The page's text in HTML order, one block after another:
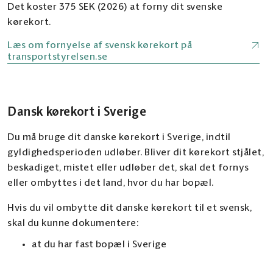
Det koster 375 SEK (2026) at forny dit svenske
kørekort.
Læs om fornyelse af svensk kørekort på
transportstyrelsen.se
Dansk kørekort i Sverige
Du må bruge dit danske kørekort i Sverige, indtil
gyldighedsperioden udløber. Bliver dit kørekort stjålet,
beskadiget, mistet eller udløber det, skal det fornys
eller ombyttes i det land, hvor du har bopæl.
Hvis du vil ombytte dit danske kørekort til et svensk,
skal du kunne dokumentere:
at du har fast bopæl i Sverige